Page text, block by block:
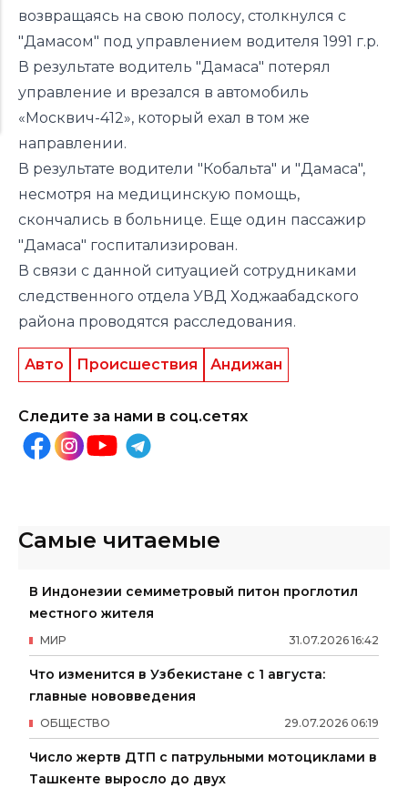
возвращаясь на свою полосу, столкнулся с
"Дамасом" под управлением водителя 1991 г.р.
В результате водитель "Дамаса" потерял
управление и врезался в автомобиль
«Москвич-412», который ехал в том же
направлении.
В результате водители "Кобальта" и "Дамаса",
несмотря на медицинскую помощь,
скончались в больнице. Еще один пассажир
"Дамаса" госпитализирован.
В связи с данной ситуацией сотрудниками
следственного отдела УВД Ходжаабадского
района проводятся расследования.
Авто Происшествия Андижан
Следите за нами в соц.сетях
Самые читаемые
В Индонезии семиметровый питон проглотил
местного жителя
31.07.2026 16:42
МИР
Что изменится в Узбекистане с 1 августа:
главные нововведения
29.07.2026 06:19
ОБЩЕСТВО
Число жертв ДТП с патрульными мотоциклами в
Ташкенте выросло до двух